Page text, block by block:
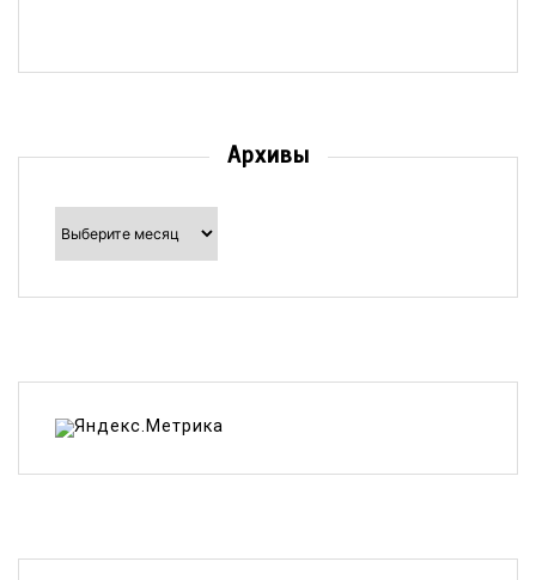
Архивы
Архивы